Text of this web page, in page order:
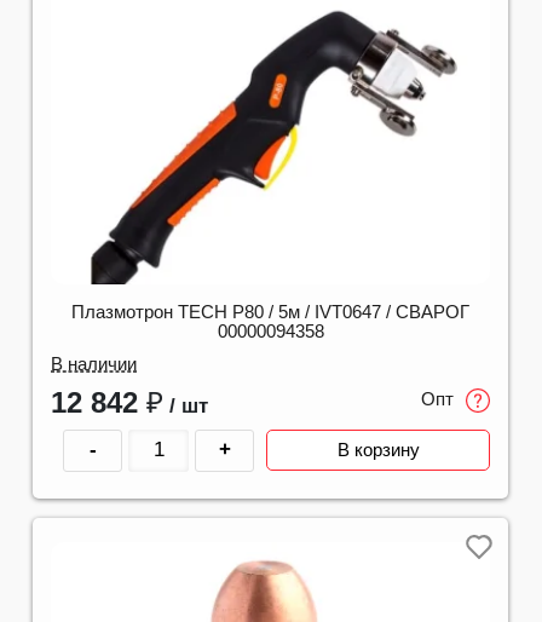
Плазмотрон TECH P80 / 5м / IVT0647 / СВАРОГ
00000094358
В наличии
12 842 ₽ / шт Опт
- + В корзину